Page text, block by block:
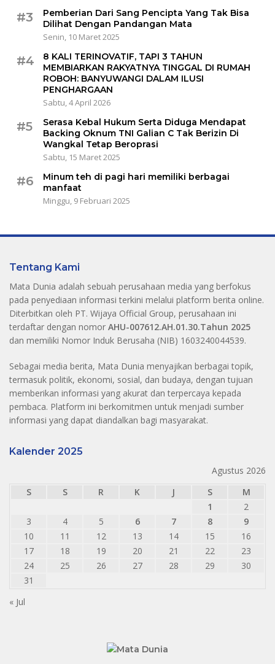
#3
Pemberian Dari Sang Pencipta Yang Tak Bisa
Dilihat Dengan Pandangan Mata
Senin, 10 Maret 2025
#4
8 KALI TERINOVATIF, TAPI 3 TAHUN
MEMBIARKAN RAKYATNYA TINGGAL DI RUMAH
ROBOH: BANYUWANGI DALAM ILUSI
PENGHARGAAN
Sabtu, 4 April 2026
#5
Serasa Kebal Hukum Serta Diduga Mendapat
Backing Oknum TNI Galian C Tak Berizin Di
Wangkal Tetap Beroprasi
Sabtu, 15 Maret 2025
#6
Minum teh di pagi hari memiliki berbagai
manfaat
Minggu, 9 Februari 2025
Tentang Kami
Mata Dunia adalah sebuah perusahaan media yang berfokus
pada penyediaan informasi terkini melalui platform berita online.
Diterbitkan oleh PT. Wijaya Official Group, perusahaan ini
terdaftar dengan nomor AHU-007612.AH.01.30.Tahun 2025
dan memiliki Nomor Induk Berusaha (NIB) 1603240044539.
Sebagai media berita, Mata Dunia menyajikan berbagai topik,
termasuk politik, ekonomi, sosial, dan budaya, dengan tujuan
memberikan informasi yang akurat dan terpercaya kepada
pembaca. Platform ini berkomitmen untuk menjadi sumber
informasi yang dapat diandalkan bagi masyarakat.
Kalender 2025
Agustus 2026
S
S R K J S
M
1
2
3
4 5 6 7 8
9
10
11 12 13 14 15
16
17
18 19 20 21 22
23
24
25 26 27 28 29
30
31
« Jul